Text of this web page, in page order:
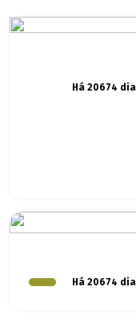
Há 20674
Há 20674